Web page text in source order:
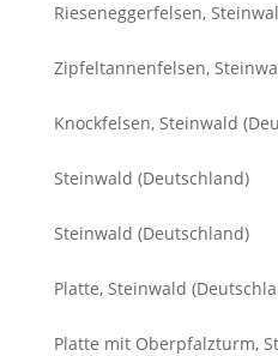
Rieseneggerfelsen,
Zipfeltannenfelsen,
Knockfelsen, Steinwald
Steinwald (Deutschland)
Steinwald (Deutschland)
Platte, Steinwald
Platte mit Oberpfalzturm,